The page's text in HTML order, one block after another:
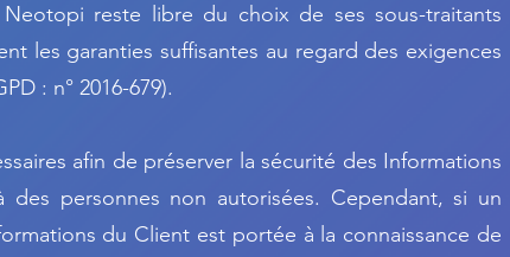
reste libre du choix de ses sous-traitants
les garanties suffisantes au regard des exigences
: n° 2016-679).
afin de préserver la sécurité des Informations
personnes non autorisées. Cependant, si un
du Client est portée à la connaissance de